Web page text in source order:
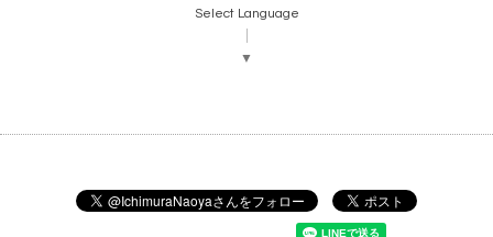
Select Language
▼